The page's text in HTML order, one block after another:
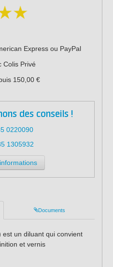
Express ou PayPal
Colis Privé
150,00 €
des conseils !
0220090
1305932
Documents
est un diluant qui convient
et vernis